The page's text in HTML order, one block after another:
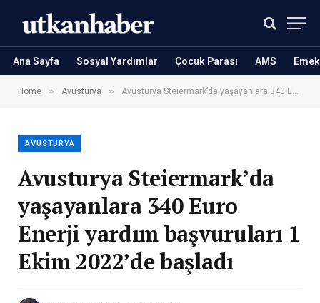
Ana Sayfa Sosyal Yardımlar Çocuk Parası AMS
Home » Avusturya » Avusturya Steiermark’da yaşayanlara 340 Euro Enerji yardım başvuruları 1 Ekim 2022’de başladı
AVUSTURYA
Avusturya Steiermark’da
yaşayanlara 340 Euro
Enerji yardım başvuruları 1
Ekim 2022’de başladı